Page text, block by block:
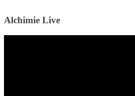
Alchimie Live